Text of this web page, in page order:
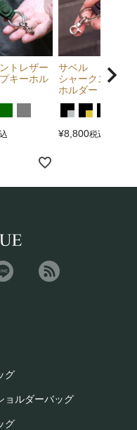
トレザー
キーホル
サベル
シャークスキン
ホルダー
¥8,800税込
グ
ョルダーバッグ
グ